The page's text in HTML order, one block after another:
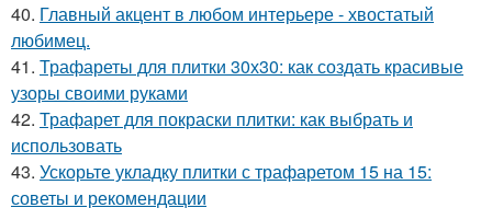
40. Главный акцент в любом интерьере - хвостатый
любимец.
41. Трафареты для плитки 30х30: как создать красивые
узоры своими руками
42. Трафарет для покраски плитки: как выбрать и
использовать
43. Ускорьте укладку плитки с трафаретом 15 на 15:
советы и рекомендации